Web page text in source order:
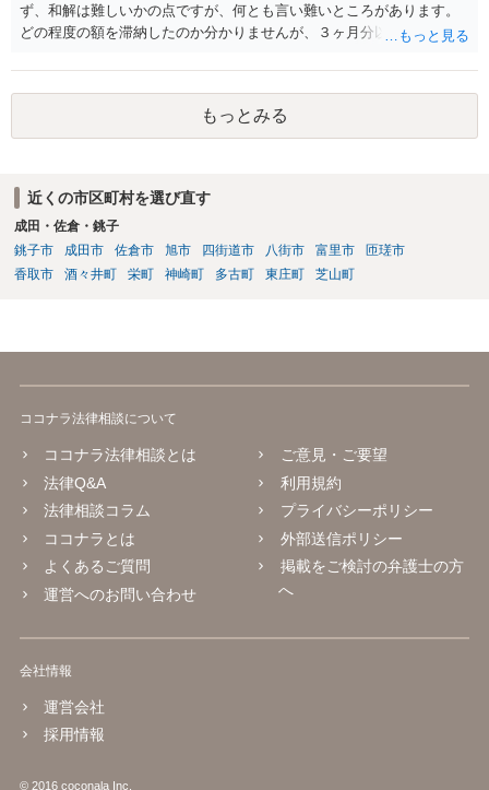
ず、和解は難しいかの点ですが、何とも言い難いところがあります。
どの程度の額を滞納したのか分かりませんが、３ヶ月分以上滞納した
れたと評価され、来月払えるからと言って、大家があなたとの賃貸借
契約が解約できることに変わりなくなってしまうからです。 そのよう
な場合、相手が、「もう出て行って欲しい」と考えていれば、引き続
き居住する前提での和解は難しい可能性があります。 ２・弁護士が事
頼を受けられないかもしれないです。依頼を受けるにしても厳しめの
リスクを踏まえた上でのものとなる可能性があります。 定型的な事件
依頼となるかもわからず、着手金額もなんともいえないと思います。
複数事務所にあたり、着手金額を確認されるとよいと思います。 ３・
もっとみる
近くの市区町村を選び直す
成田・佐倉・銚子
銚子市
成田市 佐倉市 旭市 四街道市 八街市 富里市
匝瑳市
香取市
酒々井町 栄町 神崎町 多古町 東庄町 芝山町
ココナラ法律相談について
ココナラ法律相談とは
法律Q&A
法律相談コラム
ココナラとは
よくあるご質問
運営へのお問い合わせ
ご意見・ご要望
利用規約
プライバシーポリシー
外部送信ポリシー
掲載をご検討の弁護士の方
へ
会社情報
運営会社
採用情報
© 2016 coconala Inc.